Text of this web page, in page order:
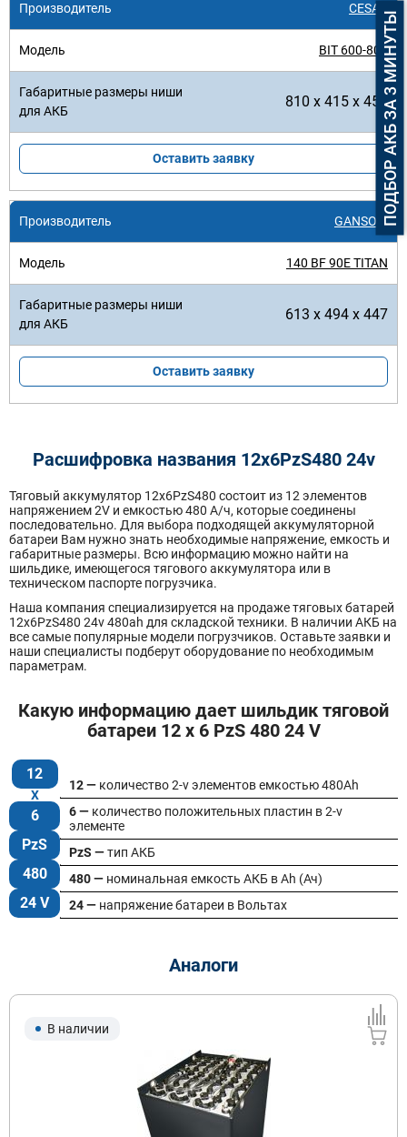
CESAB
BIT 600-800
810 x 415 x 450
Оставить заявку
GANSOW
140 BF 90E TITAN
613 x 494 x 447
Оставить заявку
Расшифровка названия 12х6PzS480 24v
Тяговый аккумулятор 12x6PzS480 состоит из 12 элементов
напряжением 2V и емкостью 480 А/ч, которые соединены
последовательно. Для выбора подходящей аккумуляторной
батареи Вам нужно знать необходимые напряжение, емкость и
габаритные размеры. Всю информацию можно найти на
шильдике, имеющегося тягового аккумулятора или в
техническом паспорте погрузчика.
Наша компания специализируется на продаже тяговых батарей
12х6PzS480 24v 480ah для складской техники. В наличии АКБ на
все самые популярные модели погрузчиков. Оставьте заявки и
наши специалисты подберут оборудование по необходимым
параметрам.
Какую информацию дает шильдик тяговой
батареи 12 x 6 PzS 480 24 V
12
6
PzS
480
24 V
12 — количество 2-v элементов емкостью 480Ah
24 — напряжение батареи в Вольтах
6 — количество положительных пластин в 2-v
элементе
480 — номинальная емкость АКБ в Ah (Ач)
PzS —тип АКБ
Аналоги
В наличии
ПОДБОР АКБ ЗА 3 МИНУТЫ